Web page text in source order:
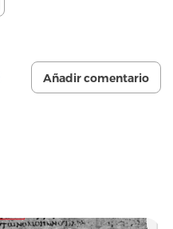
Añadir comentario